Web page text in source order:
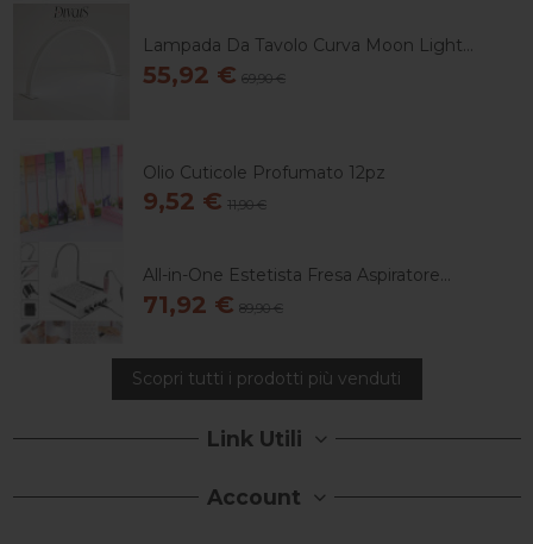
Lampada Da Tavolo Curva Moon Light...
55,92 € 69,90 €
Olio Cuticole Profumato 12pz
9,52 € 11,90 €
All-in-One Estetista Fresa Aspiratore...
71,92 € 89,90 €
Scopri tutti i prodotti più venduti
Link Utili
Account